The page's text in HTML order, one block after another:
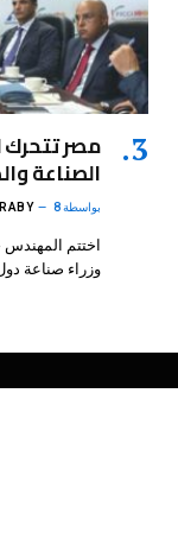
مصر
الصناعة
بواسطة8 أغسطس، 2026
اختتم المهندس
وزراء صناعة